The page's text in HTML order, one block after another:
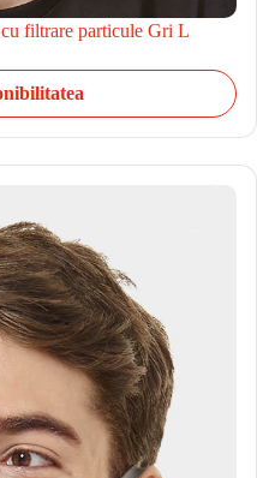
filtrare particule Gri L